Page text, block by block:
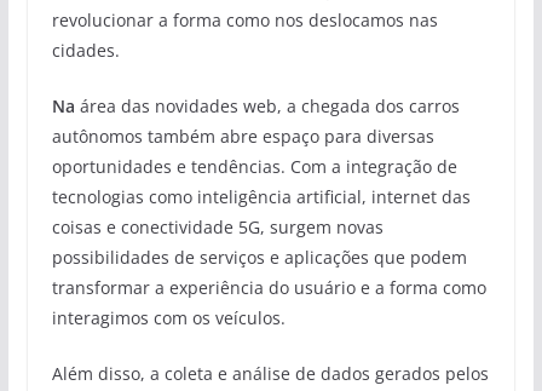
revolucionar a forma como nos deslocamos nas
cidades.
Na área das novidades web, a chegada dos carros
autônomos também abre espaço para diversas
oportunidades e tendências. Com a integração de
tecnologias como inteligência artificial, internet das
coisas e conectividade 5G, surgem novas
possibilidades de serviços e aplicações que podem
transformar a experiência do usuário e a forma como
interagimos com os veículos.
Além disso, a coleta e análise de dados gerados pelos